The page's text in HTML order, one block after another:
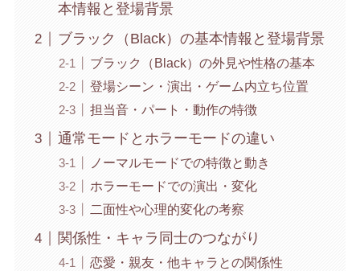
本情報と登場背景
ブラック（Black）の基本情報と登場背景
ブラック（Black）の外見や性格の基本
登場シーン・演出・ゲーム内立ち位置
担当音・パート・動作の特徴
通常モードとホラーモードの違い
ノーマルモードでの特徴と動き
ホラーモードでの演出・変化
二面性や心理的変化の考察
関係性・キャラ同士のつながり
恋愛・親友・他キャラとの関係性